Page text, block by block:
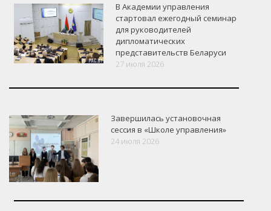
В Академии управления
стартовал ежегодный семинар
для руководителей
дипломатических
представительств Беларуси
27 июля 2026
Завершилась установочная
сессия в «Школе управления»
24 июля 2026